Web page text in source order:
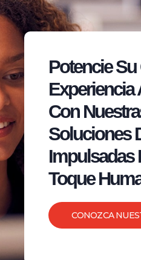
Potencie
Experiencia
Con
Soluciones
Impulsadas
Toque
CONOZCA